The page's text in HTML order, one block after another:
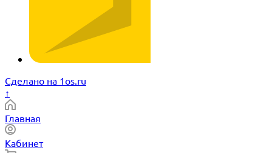
Сделано на 1os.ru
↑
Главная
Кабинет